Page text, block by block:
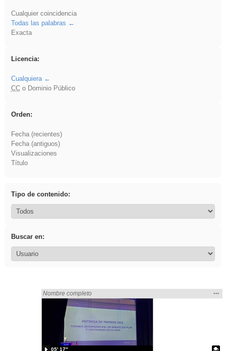
Cualquier coincidencia
Todas las palabras
Exacta
Licencia:
Cualquiera
CCo Dominio Público
Orden:
Fecha (recientes)
Fecha (antiguos)
Visualizaciones
Título
Tipo de contenido:
Buscar en:
Encontrado «Asturias» en:
Nombre completo
la
…
05′ 17″